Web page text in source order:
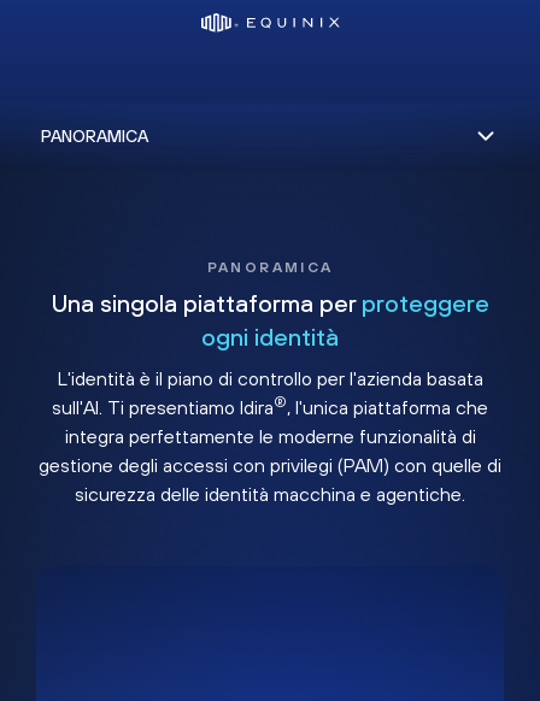
PANORAMICA
Una singola piattaforma per proteggere
ogni identità
L'identità è il piano di controllo per l'azienda basata
sull'AI. Ti presentiamo Idira®, l'unica piattaforma che
integra perfettamente le moderne funzionalità di
gestione degli accessi con privilegi (PAM) con quelle di
sicurezza delle identità macchina e agentiche.